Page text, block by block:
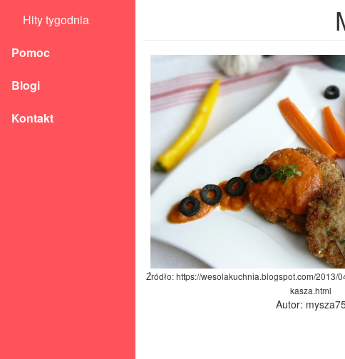
Hity tygodnia
Pomoc
Blogi
Kontakt
Źródło: https://wesolakuchnia.blogspot.com/
kasza.html
Autor: